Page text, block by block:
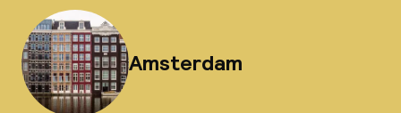
Amsterdam